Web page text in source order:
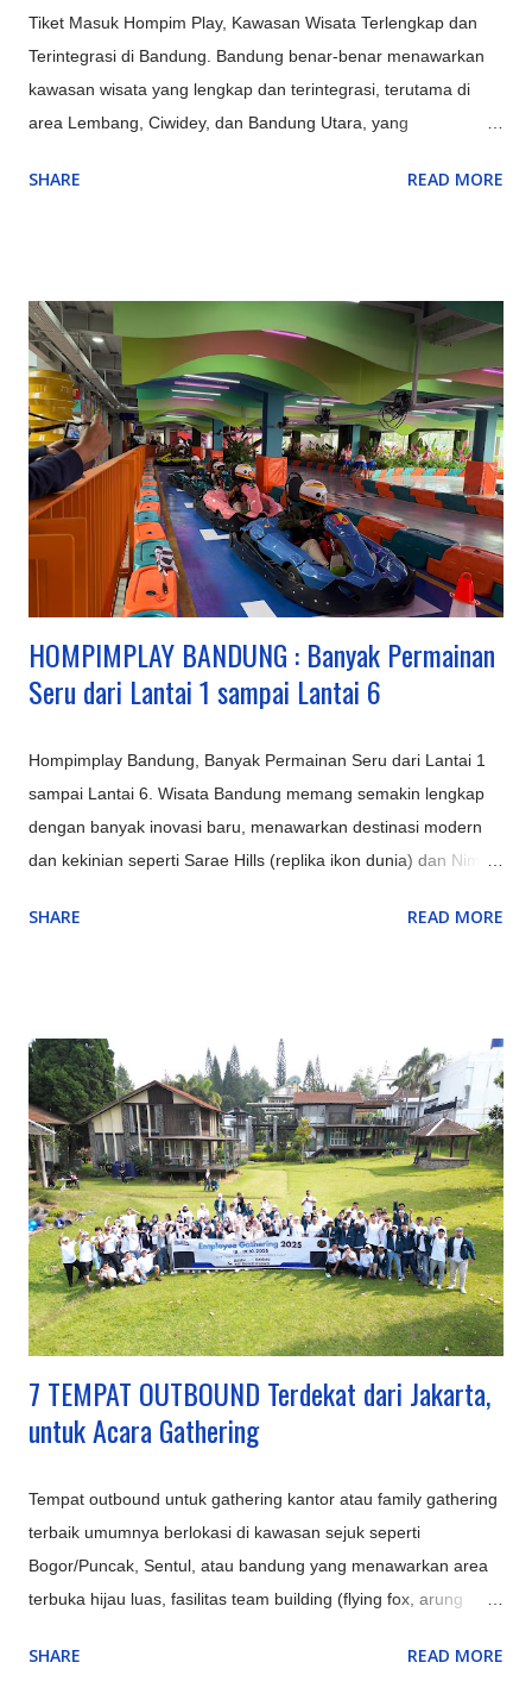
Tiket Masuk Hompim Play, Kawasan Wisata Terlengkap dan
Terintegrasi di Bandung. Bandung benar-benar menawarkan
kawasan wisata yang lengkap dan terintegrasi, terutama di
area Lembang, Ciwidey, dan Bandung Utara, yang
Tangkuban Parahu, Kawah Putih), rekreasi keluarga
Gedung Sate), menjadikannya destinasi multifungsi untuk
berbagai kalangan. Kawasan Utama dan Keunggulannya:
Lembang (Bandung Barat): Pusat wisata alam dan keluarga,
ada kebun teh, Tangkuban Parahu, Floating Market, The Great
Asia Africa, Lembang Park & Zoo, Dago Dream Park. Ciwidey
(Bandung Selatan): Terkenal dengan Kawah Putih, Ranca
Upas (rusa, camping), dan Glamping Lakeside dengan
suasana danau yang indah. Pangalengan: Untuk petualangan
seperti rafting di Sungai Palayangan dan off-road adventure
d...
SHARE READ MORE
HOMPIMPLAY BANDUNG : Banyak Permainan
Seru dari Lantai 1 sampai Lantai 6
Hompimplay Bandung, Banyak Permainan Seru dari Lantai 1
sampai Lantai 6. Wisata Bandung memang semakin lengkap
dengan banyak inovasi baru, menawarkan destinasi modern
dan kekinian seperti Sarae Hills (replika ikon dunia) dan Nimo
unik seperti Hutan Mycelia (dunia jamur magis) dan Bird &
Bandung dengan sentuhan instagrammable dan edukatif.
Inovasi Destinasi Wisata Bandung Terbaru & Kekinian: Sarae
Hills : Menyajikan miniatur bangunan ikonik dunia (Eiffel,
Patung Liberty, dll.) dengan konsep 'keliling dunia dalam
sehari'. Nimo Highland : Menawarkan pemandangan kebun teh
dan jembatan kaca berbentuk U, ditambah fasilitas glamping
mewah. Hutan Mycelia Cikole : Konsep unik bertema jamur
dengan instalasi lampu artistik, cocok untuk suasana m...
SHARE READ MORE
7 TEMPAT OUTBOUND Terdekat dari Jakarta,
untuk Acara Gathering
Tempat outbound untuk gathering kantor atau family gathering
terbaik umumnya berlokasi di kawasan sejuk seperti
Bogor/Puncak, Sentul, atau bandung yang menawarkan area
terbuka hijau luas, fasilitas team building (flying fox, arung
penginapan resort atau villa untuk memaksimalkan
SHARE READ MORE